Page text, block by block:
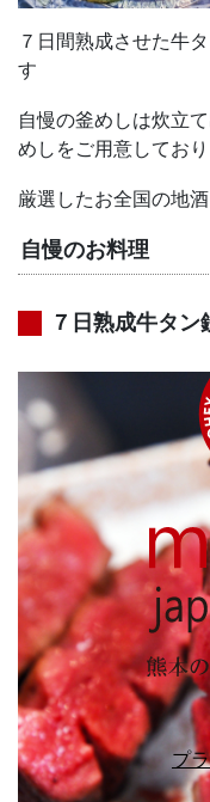
７日間熟成させた牛
す
自慢の釜めしは炊立
めしをご用意してお
厳選したお全国の地
自慢のお料理
７日熟成牛タン
プ